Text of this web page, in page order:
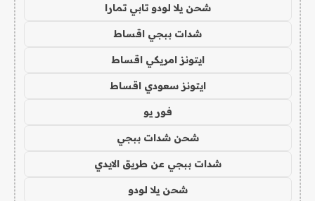
شحن يلا لودو تابي تمارا
شدات ببجي اقساط
ايتونز امريكي اقساط
ايتونز سعودي اقساط
فور يو
شحن شدات ببجي
شدات ببجي عن طريق الايدي
شحن يلا لودو